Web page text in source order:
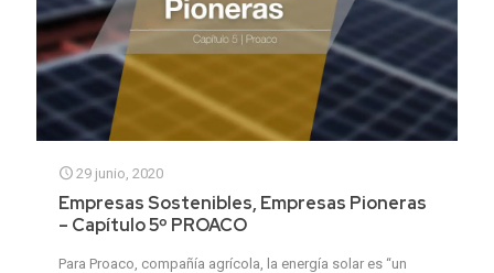
29 junio, 2020
Empresas Sostenibles, Empresas Pioneras
– Capítulo 5º PROACO
Para Proaco, compañía agrícola, la energía solar es “un